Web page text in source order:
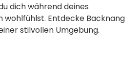
dich während deines
wohlfühlst. Entdecke Backnang
stilvollen Umgebung.